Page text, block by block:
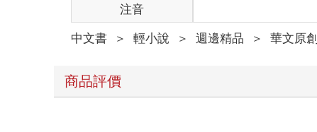
注音
中文書 ＞ 輕小說 ＞ 週邊精品 ＞ 華文原
商品評價